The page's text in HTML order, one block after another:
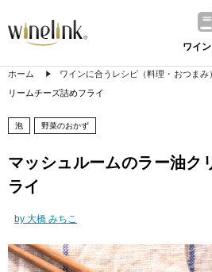
ワイ
ホーム ワインに合うレシピ（料理・おつまみ）
リームチーズ詰めフライ
泡 野菜のおかず
マッシュルームのラー油ク
ライ
by 大橋 みちこ